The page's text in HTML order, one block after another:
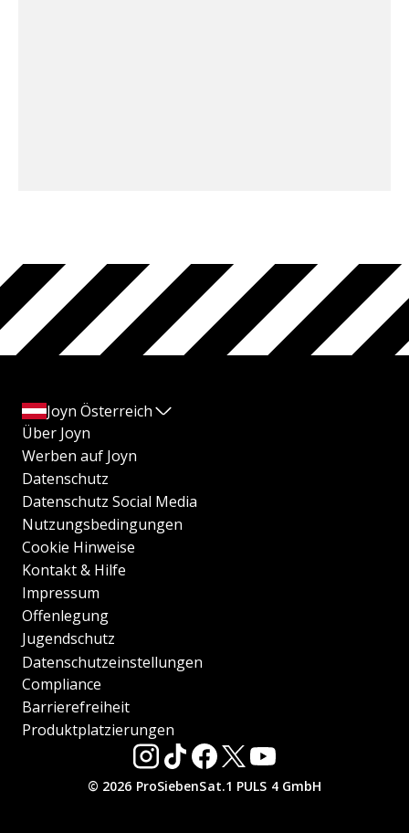
Joyn Österreich
Über Joyn
Werben auf Joyn
Datenschutz
Datenschutz Social Media
Nutzungsbedingungen
Cookie Hinweise
Kontakt & Hilfe
Impressum
Offenlegung
Jugendschutz
Datenschutzeinstellungen
Compliance
Barrierefreiheit
Produktplatzierungen
© 2026 ProSiebenSat.1 PULS 4 GmbH